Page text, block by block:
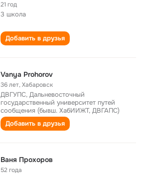
21 год
3 школа
Добавить в друзья
Vanya Prohorov
36 лет,Хабаровск
ДВГУПС, Дальневосточный
государственный университет путей
сообщения (бывш. ХабИИЖТ, ДВГАПС)
Добавить в друзья
Ваня Прохоров
52 года